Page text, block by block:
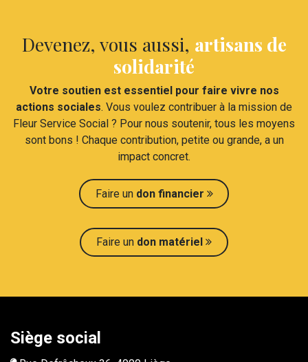
Devenez, vous aussi, artisans de
solidarité
Votre soutien est essentiel pour faire vivre nos
actions sociales. Vous voulez contribuer à la mission de
Fleur Service Social ? Pour nous soutenir, tous les moyens
sont bons ! Chaque contribution, petite ou grande, a un
impact concret.​
Faire un don financier
Faire un don maté​​riel
Siège social